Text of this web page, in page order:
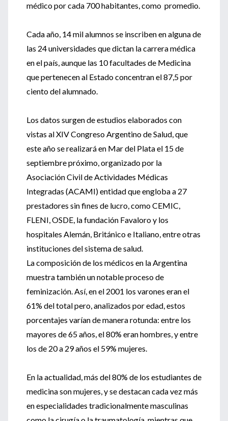
médico por cada 700 habitantes, como promedio.
Cada año, 14 mil alumnos se inscriben en alguna de
las 24 universidades que dictan la carrera médica
en el país, aunque las 10 facultades de Medicina
que pertenecen al Estado concentran el 87,5 por
ciento del alumnado.
Los datos surgen de estudios elaborados con
vistas al XIV Congreso Argentino de Salud, que
este año se realizará en Mar del Plata el 15 de
septiembre próximo, organizado por la
Asociación Civil de Actividades Médicas
Integradas (ACAMI) entidad que engloba a 27
prestadores sin fines de lucro, como CEMIC,
FLENI, OSDE, la fundación Favaloro y los
hospitales Alemán, Británico e Italiano, entre otras
instituciones del sistema de salud.
La composición de los médicos en la Argentina
muestra también un notable proceso de
feminización. Así, en el 2001 los varones eran el
61% del total pero, analizados por edad, estos
porcentajes varían de manera rotunda: entre los
mayores de 65 años, el 80% eran hombres, y entre
los de 20 a 29 años el 59% mujeres.
En la actualidad, más del 80% de los estudiantes de
medicina son mujeres, y se destacan cada vez más
en especialidades tradicionalmente masculinas